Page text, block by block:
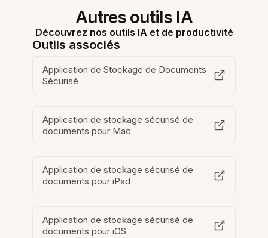
Autres outils IA
Découvrez nos outils IA et de productivité
Outils associés
Application de Stockage de Documents
Sécurisé
Application de stockage sécurisé de
documents pour Mac
Application de stockage sécurisé de
documents pour iPad
Application de stockage sécurisé de
documents pour iOS